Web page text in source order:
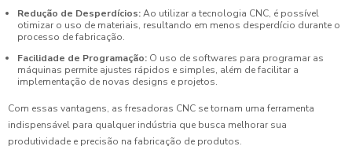
Redução de Desperdícios:Ao utilizar a tecnologia CNC, é possível
otimizar o uso de materiais, resultando em menos desperdício durante o
processo de fabricação.
Facilidade de Programação: O uso de softwares para programar as
máquinas permite ajustes rápidos e simples, além de facilitar a
implementação de novas designs e projetos.
Com essas vantagens, as fresadoras CNC se tornam uma ferramenta
indispensável para qualquer indústria que busca melhorar sua
produtividade e precisão na fabricação de produtos.